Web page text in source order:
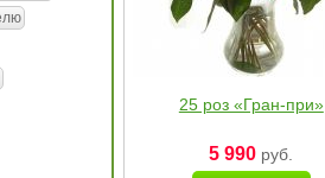
25 роз «Гран-при»
5 990 руб.